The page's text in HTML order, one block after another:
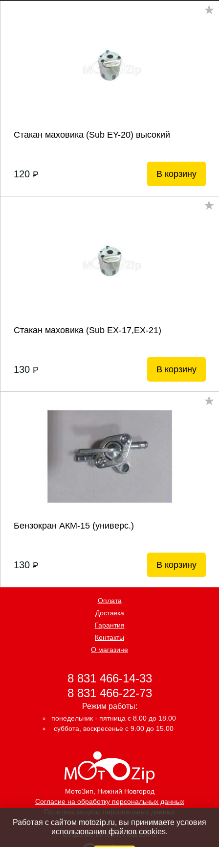
Стакан маховика (Sub EY-20) высокий
120 P В корзину
Стакан маховика (Sub EX-17,EX-21)
130 P В корзину
Бензокран АКМ-15 (универс.)
130 P В корзину
МотоЗип, Нижний Новгород
Согласие на обработку персональных данных
Политика защиты персональных данных
Оплата
Доставка
Гарантия
Контакты
О магазине
8 831 466-14-33
8 831 466-22-73
Режим работы:
понедельник - пятница с 8.00 до 18.00
суббота, воскресенье с 9.00 до 15.00
Создание интернет магазина
Работая с сайтом motozip.ru, вы принимаете условия
использования файлов cookies.